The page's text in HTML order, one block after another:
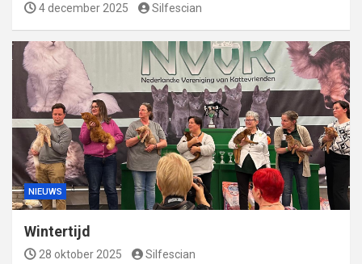
4 december 2025 Silfescian
NIEUWS
Wintertijd
28 oktober 2025 Silfescian